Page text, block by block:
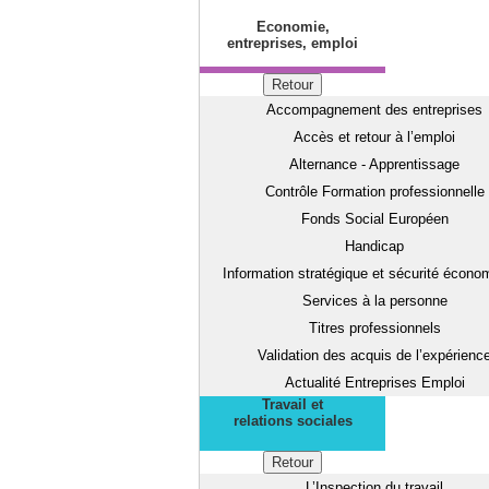
Economie,
entreprises, emploi
Retour
Accompagnement des entreprises
Accès et retour à l’emploi
Alternance - Apprentissage
Contrôle Formation professionnelle
Fonds Social Européen
Handicap
Information stratégique et sécurité
Services à la personne
Titres professionnels
Validation des acquis de
Actualité Entreprises Emploi
Travail et
relations sociales
Retour